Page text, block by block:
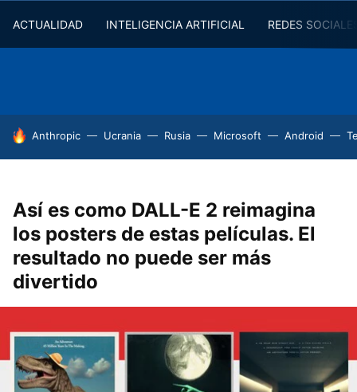
ACTUALIDAD INTELIGENCIA ARTIFICIAL REDES
HOY SE HABLA DE
Anthropic Ucrania Rusia Microsoft Android
Así es como DALL-E 2 reimagina
los posters de estas películas. El
resultado no puede ser más
divertido